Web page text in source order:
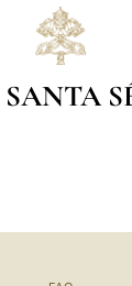
SANTA